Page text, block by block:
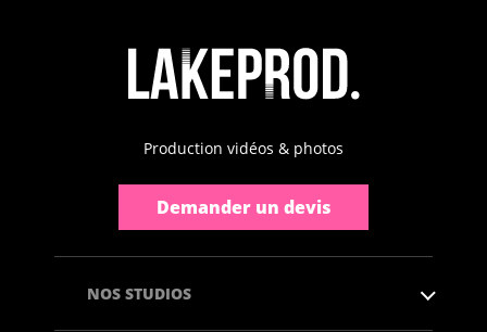
Production vidéos & photos
Demander un devis
NOS STUDIOS